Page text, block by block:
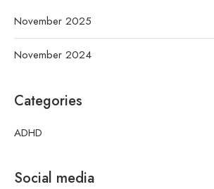
November 2025
November 2024
Categories
ADHD
Social media